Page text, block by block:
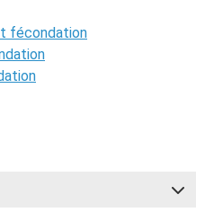
fécondation